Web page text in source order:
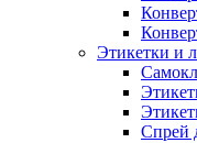
Этикетки и
Спрей